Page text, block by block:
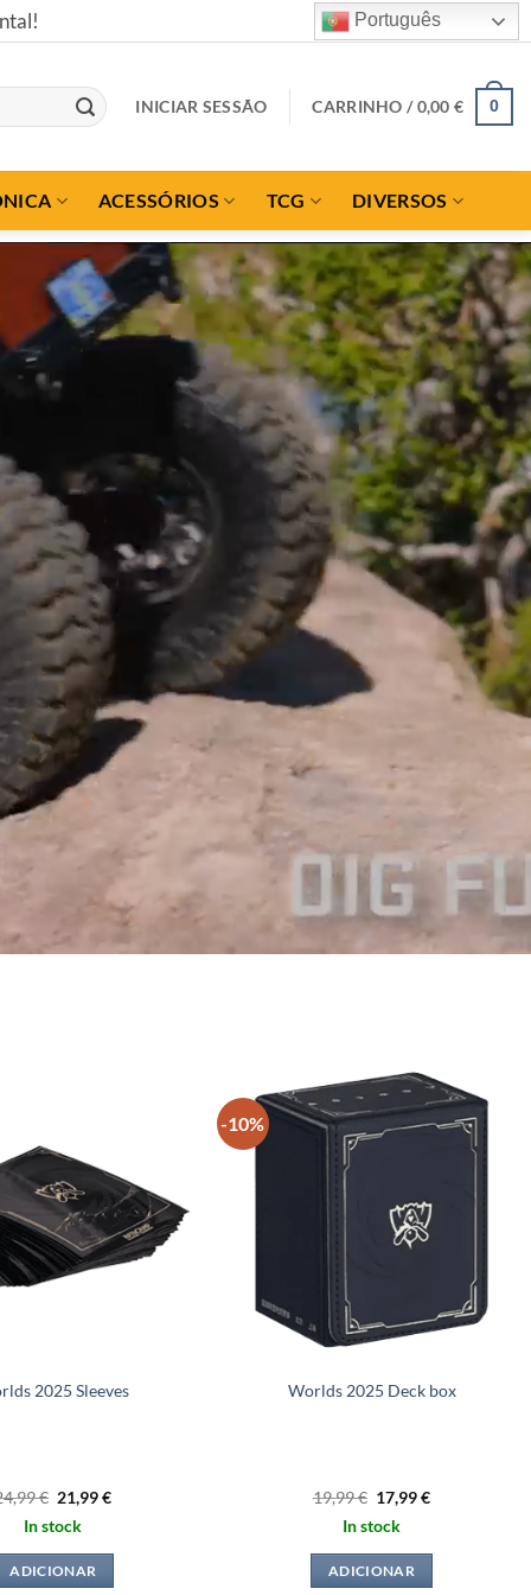
Português
INICIAR SESSÃO CARRINHO /0,00€ 0
ACESSÓRIOS TCG DIVERSOS
2025 Sleeves
€ O
preço
original
24,99 €.
21,99€O
In stock
ADICIONAR
-10%
Worlds 2025 Deck box
19,99€ O
preço
original
19,99 €.
17,99€O
In stock
ADICIONAR